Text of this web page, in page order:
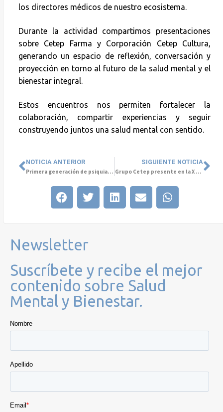
los directores médicos de nuestro ecosistema.
Durante la actividad compartimos presentaciones
sobre Cetep Farma y Corporación Cetep Cultura,
generando un espacio de reflexión, conversación y
proyección en torno al futuro de la salud mental y el
bienestar integral.
Estos encuentros nos permiten fortalecer la
colaboración, compartir experiencias y seguir
construyendo juntos una salud mental con sentido.
NOTICIA ANTERIOR
Primera generación de psiquiatras graduados de la Beca Grupo Cetep – Redgesam – USS
SIGUIENTE NOTICIA
Grupo Cetep presente en la X Jornada de Investigación de la Universidad Central
Newsletter
Suscríbete y recibe el mejor
contenido sobre Salud
Mental y Bienestar.